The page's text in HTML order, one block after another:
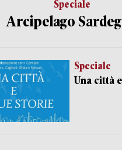
Speciale
Arcipelago
Speciale
Una città